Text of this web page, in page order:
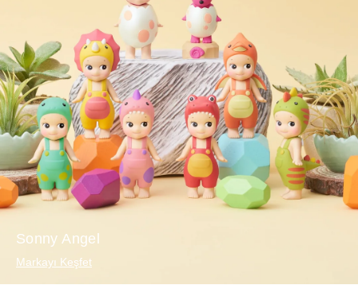
Sonny Angel
Markayı Keşfet